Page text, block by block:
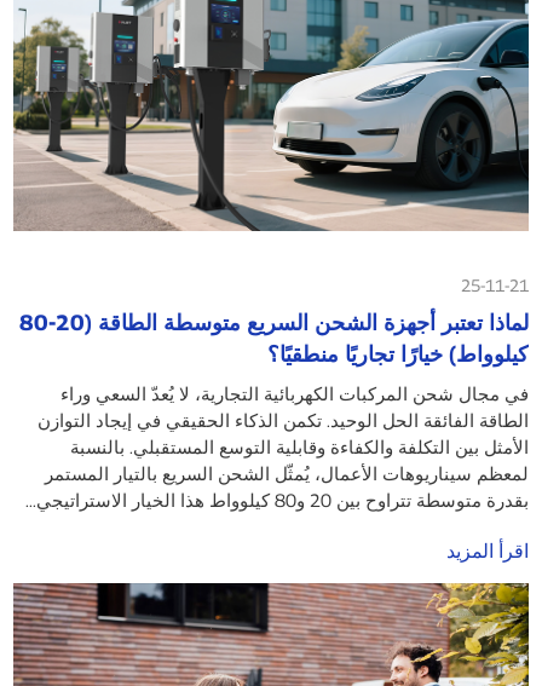
25-11-21
لماذا تعتبر أجهزة الشحن السريع متوسطة الطاقة (20-80
كيلوواط) خيارًا تجاريًا منطقيًا؟
في مجال شحن المركبات الكهربائية التجارية، لا يُعدّ السعي وراء
الطاقة الفائقة الحل الوحيد. تكمن الذكاء الحقيقي في إيجاد التوازن
الأمثل بين التكلفة والكفاءة وقابلية التوسع المستقبلي. بالنسبة
لمعظم سيناريوهات الأعمال، يُمثّل الشحن السريع بالتيار المستمر
بقدرة متوسطة تتراوح بين 20 و80 كيلوواط هذا الخيار الاستراتيجي...
اقرأ المزيد